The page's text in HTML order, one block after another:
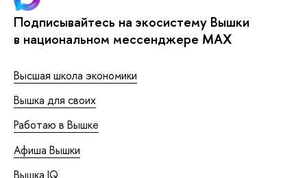
Подписывайтесь на экосистему Вышки
в национальном мессенджере MAX
Высшая школа экономики
Вышка для своих
Работаю в Вышке
Афиша Вышки
Вышка IQ